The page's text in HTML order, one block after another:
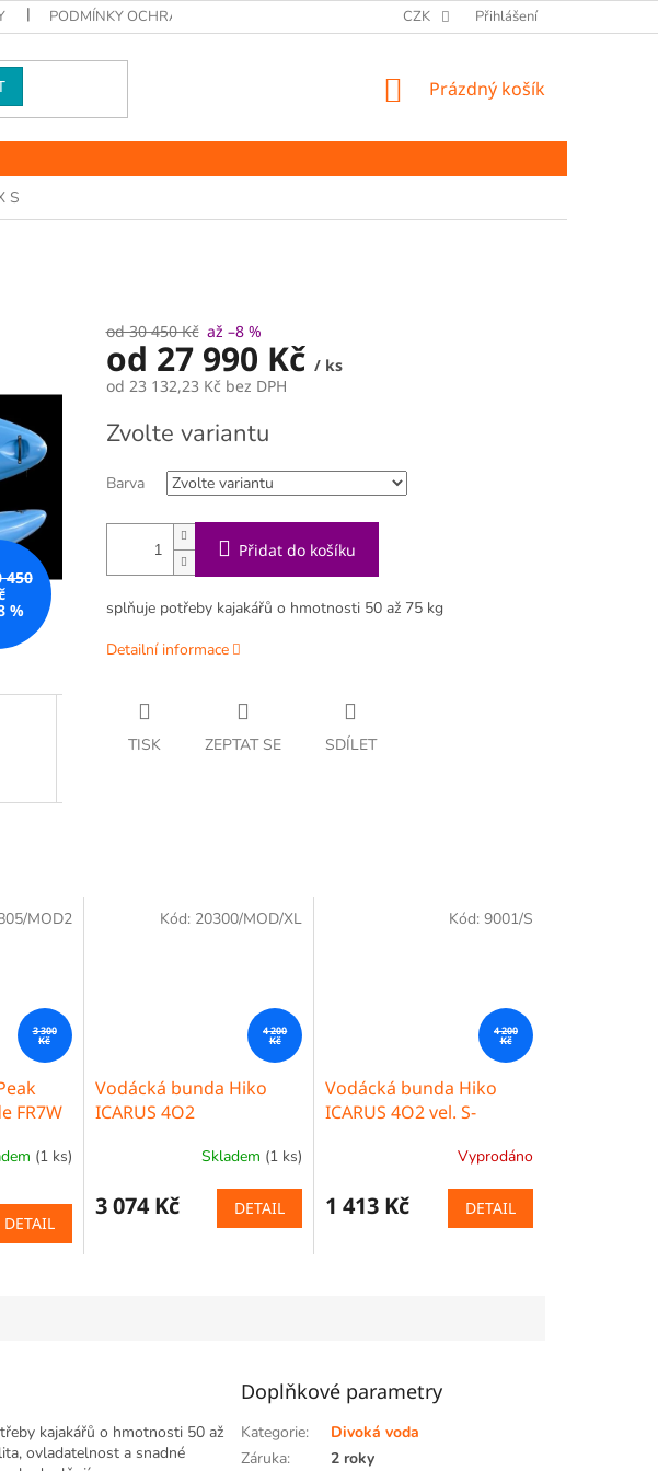
PODMÍNKY OCHRANY OSOBNÍCH ÚDAJŮ CZK Přihlášení
NÁKUPNÍ
Prázdný košík
S
450
%
od 30 450 Kč až –8 %
od 27 990 Kč / ks
od 23 132,23 Kč bez DPH
cena:
Zvolte variantu
Barva
Přidat do košíku
splňuje potřeby kajakářů o hmotnosti 50 až 75 kg
Detailní informace
TISK ZEPTAT SE SDÍLET
3 300
Kč
FR7W
(1 ks)
DETAIL
MOD2
4 200
Kč
Vodácká bunda Hiko
ICARUS 4O2
produktu
je
Skladem (1 ks)
3 074 Kč DETAIL
Kód: 20300/MOD/XL
4 200
Kč
Vodácká bunda Hiko
ICARUS 4O2 vel. S-
Vyprodáno
1 413 Kč DETAIL
Kód: 9001/S
kajakářů o hmotnosti 50 až
ovladatelnost a snadné
Doplňkové parametry
Kategorie:
Divoká voda
Záruka: 2 roky